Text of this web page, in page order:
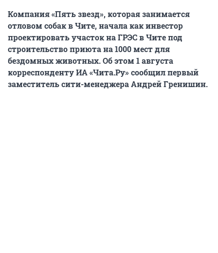
Компания «Пять звезд», которая занимается
отловом собак в Чите, начала как инвестор
проектировать участок на ГРЭС в Чите под
строительство приюта на 1000 мест для
бездомных животных. Об этом 1 августа
корреспонденту ИА «Чита.Ру» сообщил первый
заместитель сити-менеджера Андрей Гренишин.